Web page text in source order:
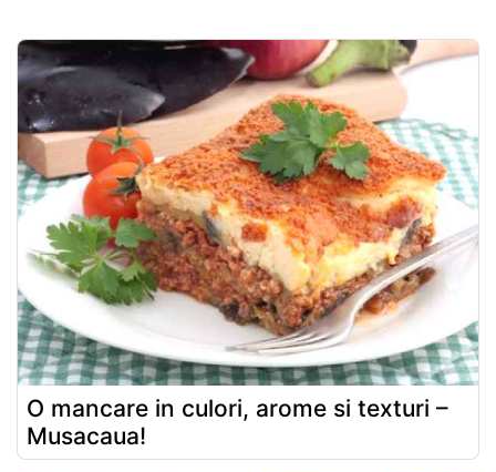
O mancare in culori, arome si texturi –
Musacaua!